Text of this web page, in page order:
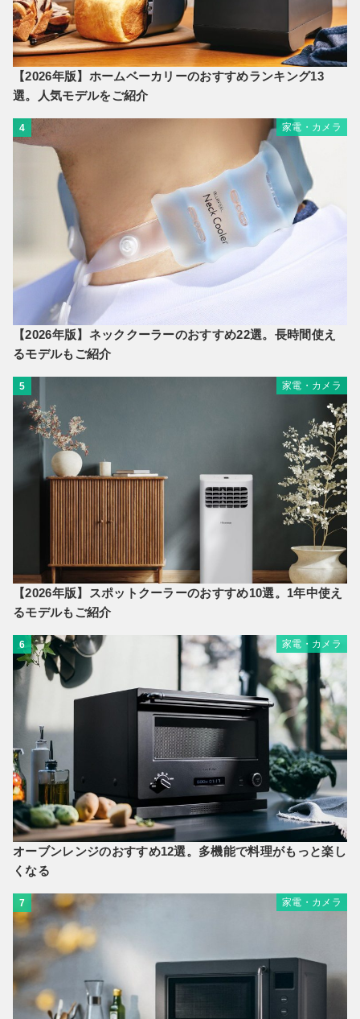
【2026年版】ホームベーカリーのおすすめランキング13
選。人気モデルをご紹介
4 家電・カメラ
【2026年版】ネッククーラーのおすすめ22選。長時間使え
るモデルもご紹介
5 家電・カメラ
【2026年版】スポットクーラーのおすすめ10選。1年中使え
るモデルもご紹介
6 家電・カメラ
オーブンレンジのおすすめ12選。多機能で料理がもっと楽し
くなる
7 家電・カメラ